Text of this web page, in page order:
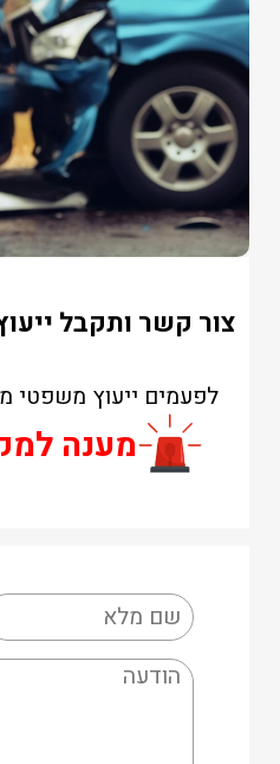
צור קשר ותקבל
לפעמים ייעוץ משפטי
מענה